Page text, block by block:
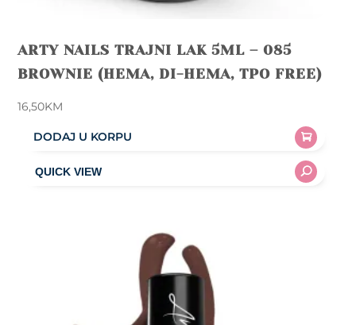
ARTY NAILS TRAJNI LAK 5ML – 085
BROWNIE (HEMA, DI-HEMA, TPO FREE)
16,50KM
DODAJ U KORPU